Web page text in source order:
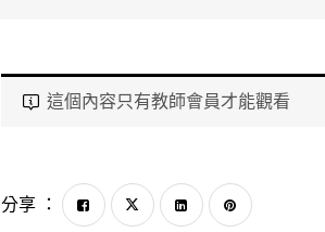
這個內容只有教師會員才能觀看
分享 ：